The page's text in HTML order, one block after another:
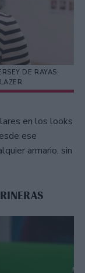
DE RAYAS:
en los looks
ese
armario, sin